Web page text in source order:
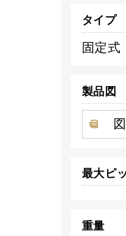
タイプ
固定式
製品図
最大ピ
重量